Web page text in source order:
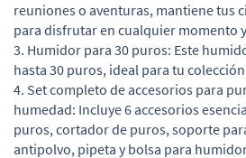
reuniones o aventuras, mantiene tus
para disfrutar en cualquier momento
3. Humidor para 30 puros: Este
hasta 30 puros, ideal para tu
4. Set completo de accesorios para
humedad: Incluye 6 accesorios
puros, cortador de puros, soporte
antipolvo, pipeta y bolsa para